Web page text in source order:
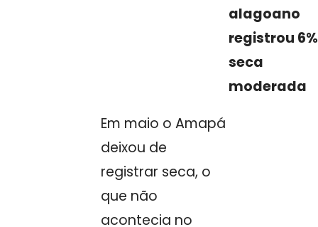
alagoano
registrou
seca
moderada
Em maio o Amapá
deixou de
registrar seca, o
que não
acontecia no